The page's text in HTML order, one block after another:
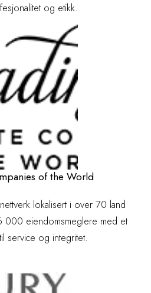
og etikk.
of the World
lokalisert i over 70 land
000 eiendomsmeglere med et
service og integritet.